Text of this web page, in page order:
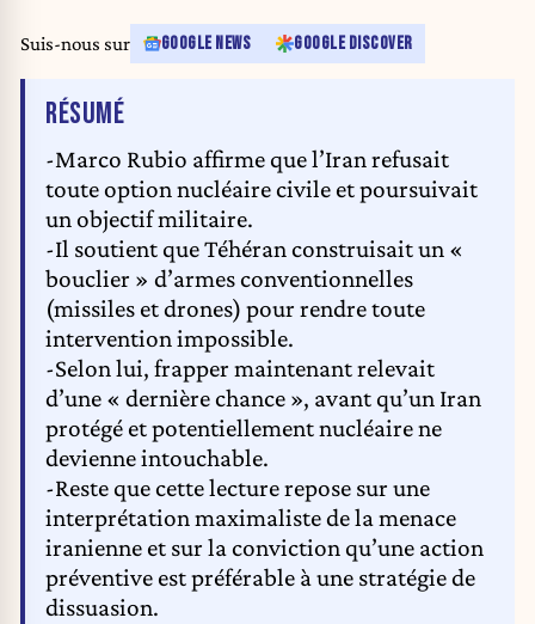
Suis-nous sur GOOGLE NEWS GOOGLE DISCOVER
RÉSUMÉDE L'ARTICLE
-Marco Rubio affirme que l’Iran refusait
toute option nucléaire civile et poursuivait
un objectif militaire.
-Il soutient que Téhéran construisait un «
bouclier » d’armes conventionnelles
(missiles et drones) pour rendre toute
intervention impossible.
-Selon lui, frapper maintenant relevait
d’une « dernière chance », avant qu’un Iran
protégé et potentiellement nucléaire ne
devienne intouchable.
-Reste que cette lecture repose sur une
interprétation maximaliste de la menace
iranienne et sur la conviction qu’une action
préventive est préférable à une stratégie de
dissuasion.